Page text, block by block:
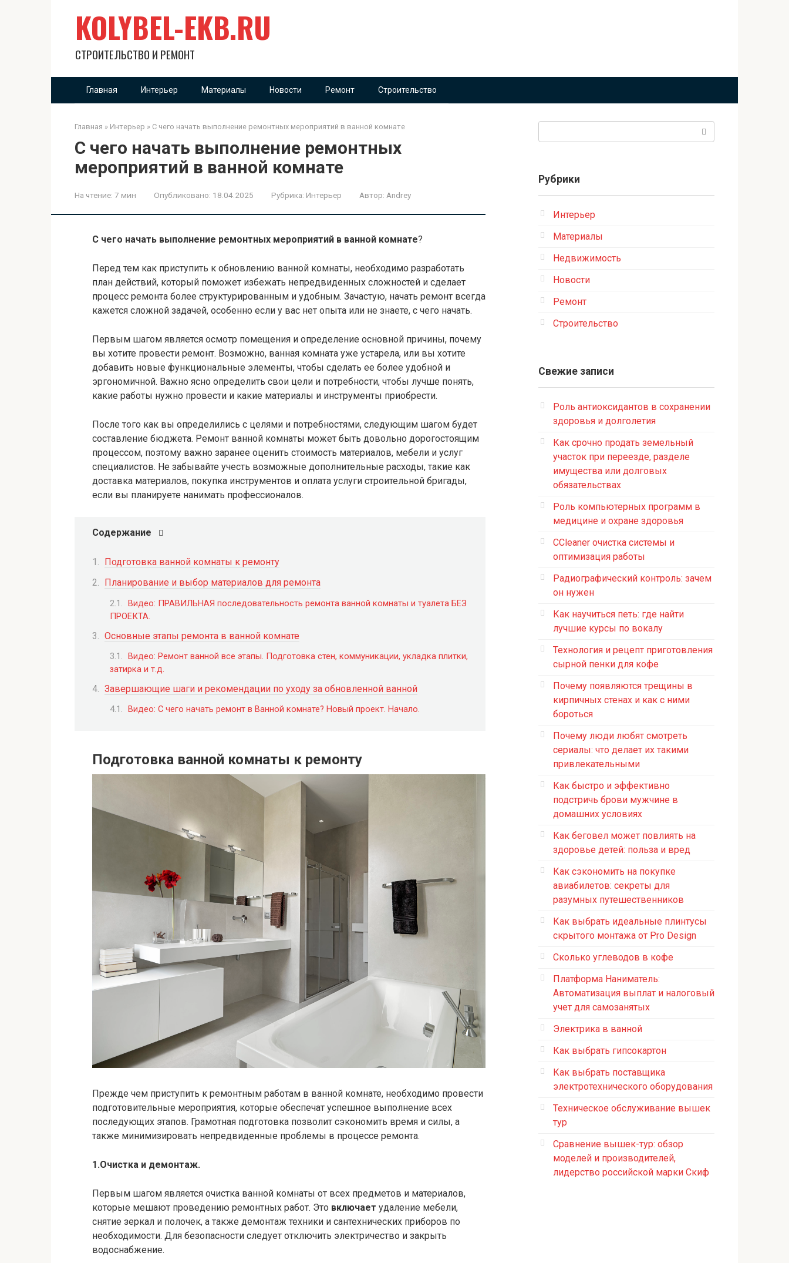
KOLYBEL-EKB.RU
СТРОИТЕЛЬСТВО И РЕМОНТ
Главная Интерьер Материалы Новости Ремонт Строительство
Главная » Интерьер » С чего начать выполнение ремонтных мероприятий в ванной комнате
С чего начать выполнение ремонтных
мероприятий в ванной комнате
На чтение: 7 мин Опубликовано: 18.04.2025 Рубрика: Интерьер Автор: Andrey
С чего начать выполнение ремонтных мероприятий в ванной комнате?
Перед тем как приступить к обновлению ванной комнаты, необходимо разработать
план действий, который поможет избежать непредвиденных сложностей и сделает
процесс ремонта более структурированным и удобным. Зачастую, начать ремонт всегда
кажется сложной задачей, особенно если у вас нет опыта или не знаете, с чего начать.
Первым шагом является осмотр помещения и определение основной причины, почему
вы хотите провести ремонт. Возможно, ванная комната уже устарела, или вы хотите
добавить новые функциональные элементы, чтобы сделать ее более удобной и
эргономичной. Важно ясно определить свои цели и потребности, чтобы лучше понять,
какие работы нужно провести и какие материалы и инструменты приобрести.
После того как вы определились с целями и потребностями, следующим шагом будет
составление бюджета. Ремонт ванной комнаты может быть довольно дорогостоящим
процессом, поэтому важно заранее оценить стоимость материалов, мебели и услуг
специалистов. Не забывайте учесть возможные дополнительные расходы, такие как
доставка материалов, покупка инструментов и оплата услуги строительной бригады,
если вы планируете нанимать профессионалов.
Содержание
Подготовка ванной комнаты к ремонту
Планирование и выбор материалов для ремонта
Видео: ПРАВИЛЬНАЯ последовательность ремонта ванной комнаты и туалета БЕЗ
ПРОЕКТА.
Основные этапы ремонта в ванной комнате
Видео: Ремонт ванной все этапы. Подготовка стен, коммуникации, укладка плитки,
затирка и т.д.
Завершающие шаги и рекомендации по уходу за обновленной ванной
Видео: С чего начать ремонт в Ванной комнате? Новый проект. Начало.
Подготовка ванной комнаты к ремонту
Прежде чем приступить к ремонтным работам в ванной комнате, необходимо провести
подготовительные мероприятия, которые обеспечат успешное выполнение всех
последующих этапов. Грамотная подготовка позволит сэкономить время и силы, а
также минимизировать непредвиденные проблемы в процессе ремонта.
1.Очистка и демонтаж.
Первым шагом является очистка ванной комнаты от всех предметов и материалов,
которые мешают проведению ремонтных работ. Это включает удаление мебели,
снятие зеркал и полочек, а также демонтаж техники и сантехнических приборов по
необходимости. Для безопасности следует отключить электричество и закрыть
водоснабжение.
Рубрики
Интерьер
Материалы
Недвижимость
Новости
Ремонт
Строительство
Свежие записи
Роль антиоксидантов в сохранении
здоровья и долголетия
Как срочно продать земельный
участок при переезде, разделе
имущества или долговых
обязательствах
Роль компьютерных программ в
медицине и охране здоровья
CCleaner очистка системы и
оптимизация работы
Радиографический контроль: зачем
он нужен
Как научиться петь: где найти
лучшие курсы по вокалу
Технология и рецепт приготовления
сырной пенки для кофе
Почему появляются трещины в
кирпичных стенах и как с ними
бороться
Почему люди любят смотреть
сериалы: что делает их такими
привлекательными
Как быстро и эффективно
подстричь брови мужчине в
домашних условиях
Как беговел может повлиять на
здоровье детей: польза и вред
Как сэкономить на покупке
авиабилетов: секреты для
разумных путешественников
Как выбрать идеальные плинтусы
скрытого монтажа от Pro Design
Сколько углеводов в кофе
Платформа Наниматель:
Автоматизация выплат и налоговый
учет для самозанятых
Электрика в ванной
Как выбрать гипсокартон
Как выбрать поставщика
электротехнического оборудования
Техническое обслуживание вышек
тур
Сравнение вышек-тур: обзор
моделей и производителей,
лидерство российской марки Скиф